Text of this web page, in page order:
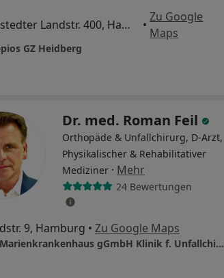
Tangstedter Landstr. 400, Hamburg •
Zu Google
Maps
GZ Heidberg
Dr. med. Roman Feil
Orthopäde & Unfallchirurg, D-Arzt,
Physikalischer & Rehabilitativer
Mediziner · Mehr
24 Bewertungen
9, Hamburg • Zu Google Maps
Kath.Marienkrankenhaus gGmbH Klinik f. Unfallchirurgie, Orthopädie und Handchirurgie